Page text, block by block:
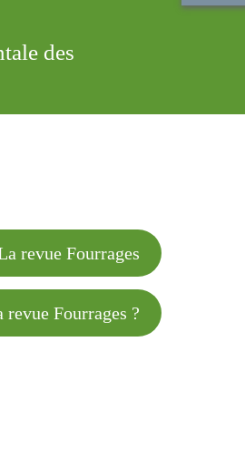
des
revue Fourrages
Fourrages ?